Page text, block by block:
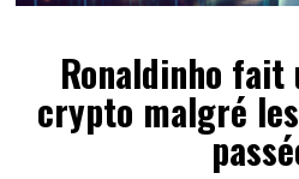
Ronaldinho
crypto malgré